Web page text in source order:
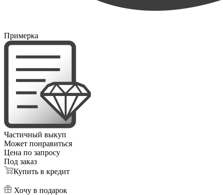
Примерка
Частичный выкуп
Может понравиться
Цена по запросу
Под заказ
Купить в кредит
Хочу в подарок